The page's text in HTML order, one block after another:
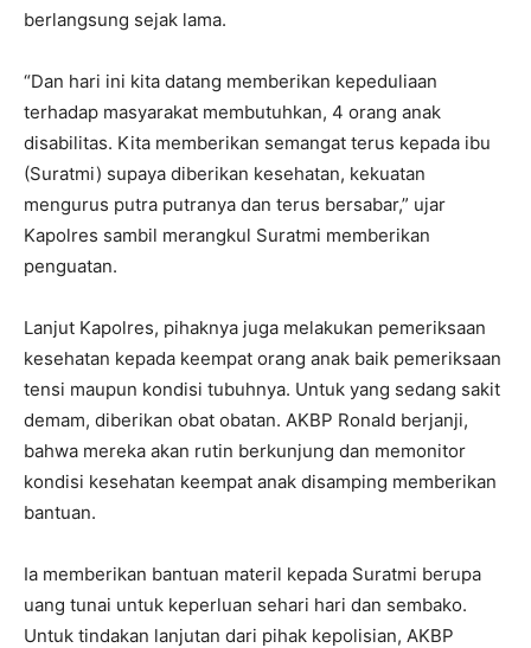
berlangsung sejak lama.
“Dan hari ini kita datang memberikan kepeduliaan
terhadap masyarakat membutuhkan, 4 orang anak
disabilitas. Kita memberikan semangat terus kepada ibu
(Suratmi) supaya diberikan kesehatan, kekuatan
mengurus putra putranya dan terus bersabar,” ujar
Kapolres sambil merangkul Suratmi memberikan
penguatan.
Lanjut Kapolres, pihaknya juga melakukan pemeriksaan
kesehatan kepada keempat orang anak baik pemeriksaan
tensi maupun kondisi tubuhnya. Untuk yang sedang sakit
demam, diberikan obat obatan. AKBP Ronald berjanji,
bahwa mereka akan rutin berkunjung dan memonitor
kondisi kesehatan keempat anak disamping memberikan
bantuan.
Ia memberikan bantuan materil kepada Suratmi berupa
uang tunai untuk keperluan sehari hari dan sembako.
Untuk tindakan lanjutan dari pihak kepolisian, AKBP